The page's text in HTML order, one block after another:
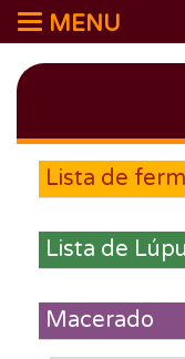
MENU
Lista de
Lista de
Macerado